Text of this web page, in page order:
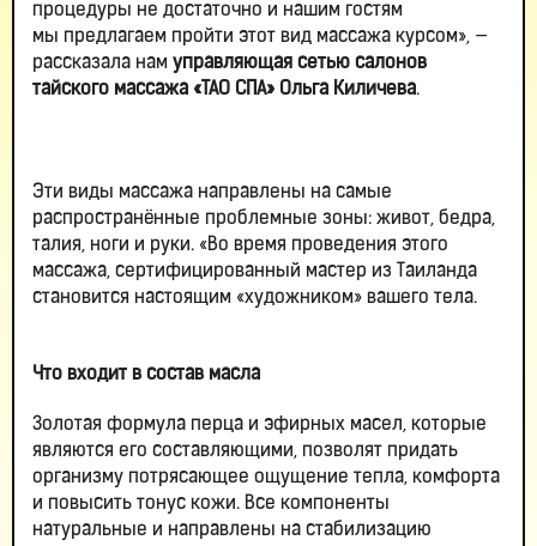
процедуры не достаточно и нашим гостям
мы предлагаем пройти этот вид массажа курсом», —
рассказала нам управляющая сетью салонов
тайского массажа «ТАО СПА» Ольга Киличева.
Эти виды массажа направлены на самые
распространённые проблемные зоны: живот, бедра,
талия, ноги и руки. «Во время проведения этого
массажа, сертифицированный мастер из Таиланда
становится настоящим «художником» вашего тела.
Что входит в состав масла
Золотая формула перца и эфирных масел, которые
являются его составляющими, позволят придать
организму потрясающее ощущение тепла, комфорта
и повысить тонус кожи. Все компоненты
натуральные и направлены на стабилизацию